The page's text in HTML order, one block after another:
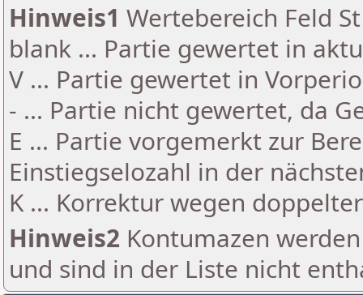
Hinweis1 Wertebereich Feld
blank ... Partie gewertet in
V ... Partie gewertet in
- ... Partie nicht gewertet, da
E ... Partie vorgemerkt zur
Einstiegselozahl in der
K ... Korrektur wegen
Hinweis2 Kontumazen
und sind in der Liste nicht